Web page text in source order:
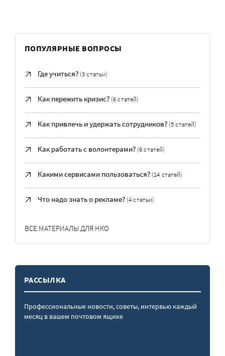
ПОПУЛЯРНЫЕ ВОПРОСЫ
Где учиться? (3 статьи)
Как пережить кризис? (6 статей)
Как привлечь и удержать сотрудников? (5 статей)
Как работать с волонтерами? (6 статей)
Какими сервисами пользоваться? (14 статей)
Что надо знать о рекламе? (4 статьи)
ВСЕ МАТЕРИАЛЫ ДЛЯ НКО
РАССЫЛКА
Профессиональные новости, советы, интервью каждый
месяц в вашем почтовом ящике